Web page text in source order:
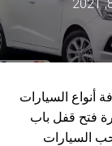
أنواع السيارات
فتح قفل باب
السيارات